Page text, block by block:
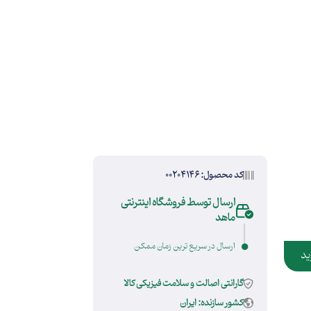
کد محصول: 00204146
ارسال توسط فروشگاه اینترنتی
ماهد
ارسال در سریع ترین زمان ممکن
گارانتی اصالت و سلامت فیزیکی کالا
کشور سازنده: ایران